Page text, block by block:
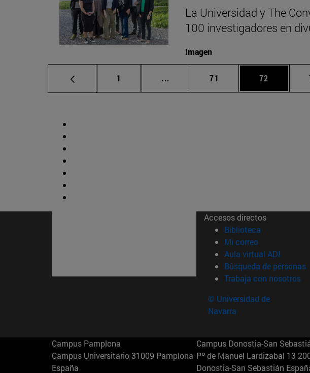
La Universidad y The
100 investigadores en
Imagen
Página
1 ... Páginas intermedias Use TAB para
Página
71 Página
72
Accesos directos
Biblioteca (abre en
Mi correo(abre en
Aula virtual ADI (abre
Búsqueda de personas
Trabaja con nosotros
© Universidad de
Navarra
Campus Pamplona
Campus Universitario 31009 Pamplona
España
Campus Donostia-San
Pº de Manuel Lardizabal 13
Donostia-San Sebastián